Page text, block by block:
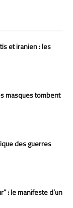
et iranien : les
masques tombent
des guerres
: le manifeste d’un